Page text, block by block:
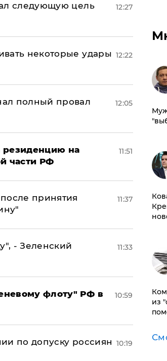
следующую цель
12:27
некоторые удары 12:22
полный провал
12:05
резиденцию на
части РФ
11:51
принятия
11:37
- Зеленский
11:33
флоту" РФ в
10:59
по допуску россиян 10:19
из